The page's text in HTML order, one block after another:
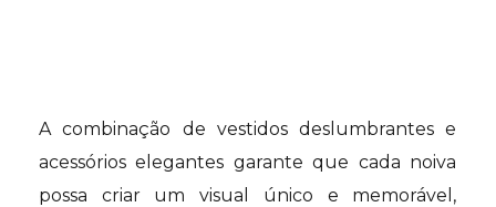
A combinação de vestidos deslumbrantes e
acessórios elegantes garante que cada noiva
possa criar um visual único e memorável,